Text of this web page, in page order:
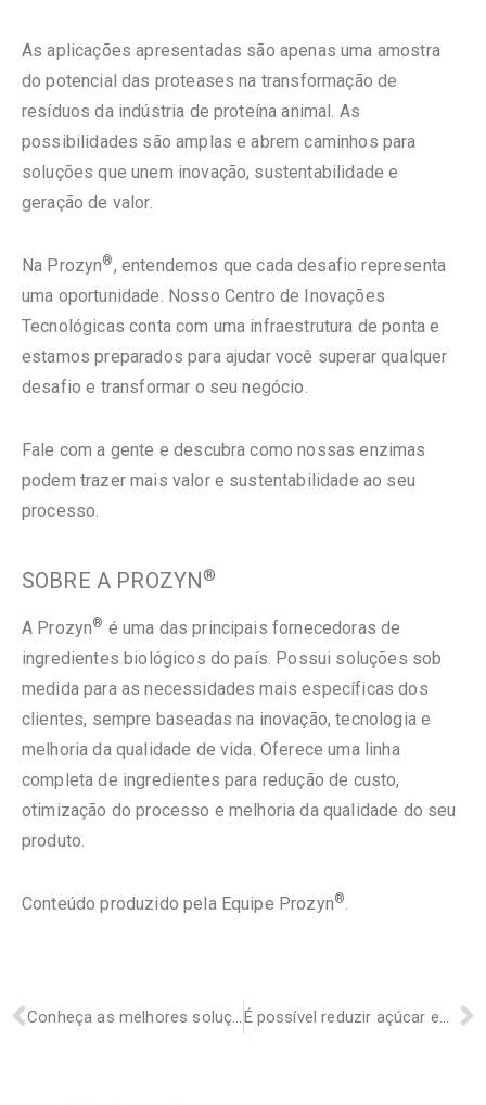
As aplicações apresentadas são apenas uma amostra
do potencial das proteases na transformação de
resíduos da indústria de proteína animal. As
possibilidades são amplas e abrem caminhos para
soluções que unem inovação, sustentabilidade e
geração de valor.
Na Prozyn®, entendemos que cada desafio representa
uma oportunidade. Nosso Centro de Inovações
Tecnológicas conta com uma infraestrutura de ponta e
estamos preparados para ajudar você superar qualquer
desafio e transformar o seu negócio.
Fale com a gente e descubra como nossas enzimas
podem trazer mais valor e sustentabilidade ao seu
processo.
SOBRE A PROZYN®
A Prozyn® é uma das principais fornecedoras de
ingredientes biológicos do país. Possui soluções sob
medida para as necessidades mais específicas dos
clientes, sempre baseadas na inovação, tecnologia e
melhoria da qualidade de vida. Oferece uma linha
completa de ingredientes para redução de custo,
otimização do processo e melhoria da qualidade do seu
produto.
Conteúdo produzido pela Equipe Prozyn®.
Conheça as melhores soluções Prozyn para shelf life em pães É possível reduzir açúcar em casquinhas de sorvete e wafers sem perder qualidade?